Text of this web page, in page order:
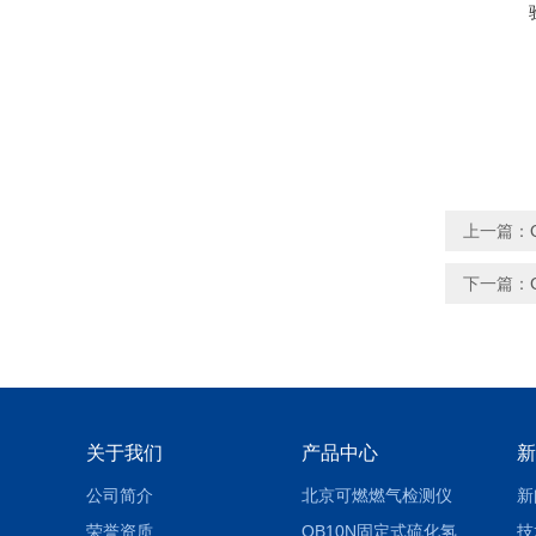
上一篇：
下一篇：
关于我们
公司简介
荣誉资质
产品中心
北京可燃燃气检测仪
QB10N固定式硫化氢气体检测仪H2S气体泄漏探头